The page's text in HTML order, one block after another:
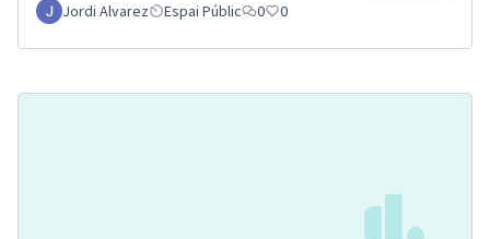
Jordi Alvarez
Espai Públic 0 0